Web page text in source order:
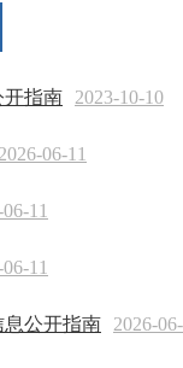
开指南 2023-10-10
2026-06-11
11
11
公开指南 2026-